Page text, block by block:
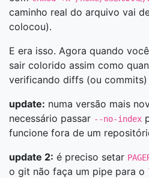
caminho real do arquivo vai
colocou).
E era isso. Agora quando
sair colorido assim como
verificando diffs (ou
update: numa versão mais
necessário passar --no-index
funcione fora de um
update 2: é preciso setar
o git não faça um pipe para o